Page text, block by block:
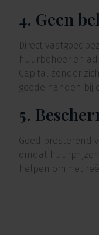
4. Geen
Direct
huurbeheer en
Capital zonder
goede handen bij
5.
Goed presterend
omdat
helpen om het